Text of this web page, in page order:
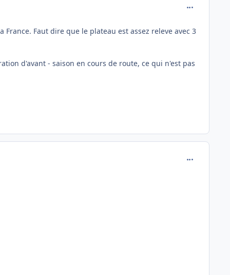
Faut dire que le plateau est assez releve avec 3
d'avant - saison en cours de route, ce qui n'est pas